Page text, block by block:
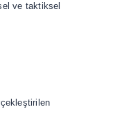
ve taktiksel